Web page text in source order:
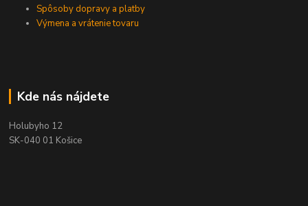
Spôsoby dopravy a platby
Výmena a vrátenie tovaru
Kde nás nájdete
Holubyho 12
SK-040 01 Košice